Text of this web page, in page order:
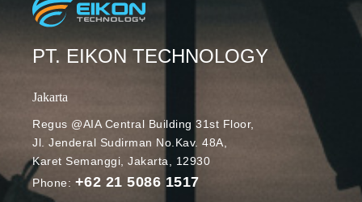
terakhir,
ada sekitar
2,5 triliun byte
Teknologi
seperti
komputasi
awan dan
PT. EIKON TECHNOLOGY
Jakarta
Regus @AIA Central Building 31st Floor,
Jl. Jenderal Sudirman No.Kav. 48A,
Karet Semanggi, Jakarta, 12930
Phone: +62 21 5086 1517